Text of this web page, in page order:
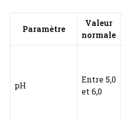
Paramètre
Valeur
normale
pH
Entre 5,0
et 6,0